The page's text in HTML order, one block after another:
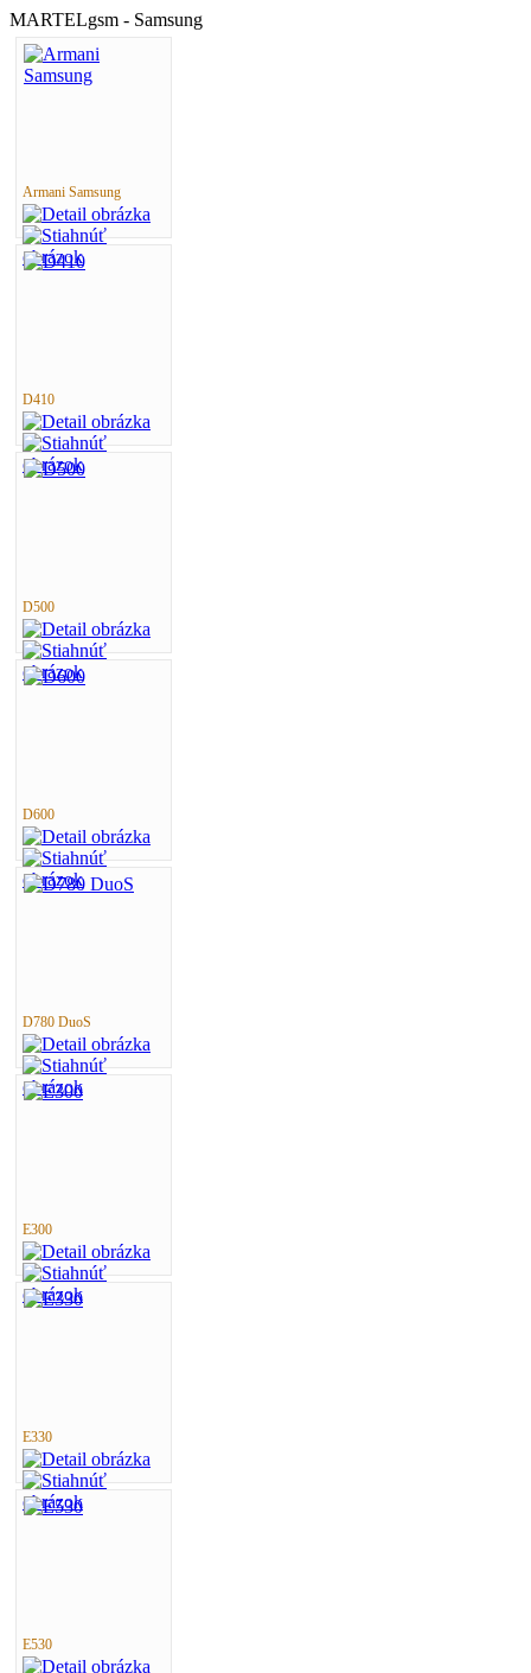
MARTELgsm - Samsung
Armani Samsung
D410
D500
D600
D780 DuoS
E300
E330
E530